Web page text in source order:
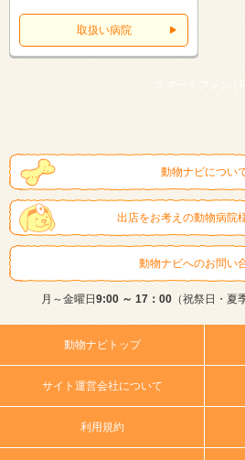
取扱い病院
スマートフォン |
動物ナビについ
出店をお考えの動物病院
動物ナビへのお問い
月～金曜日 9:00 ～ 17：00（祝祭日・夏
動物ナビトップ
サイト運営会社について
利用規約